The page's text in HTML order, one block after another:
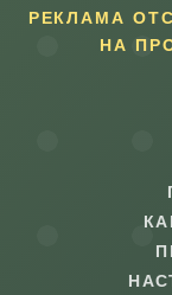
РЕКЛАМА
НА